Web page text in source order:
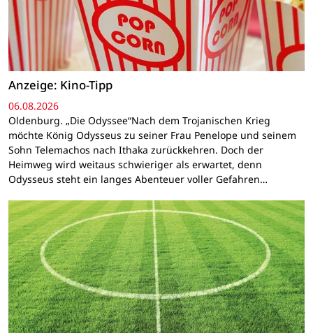
Anzeige: Kino-Tipp
06.08.2026
Oldenburg. „Die Odyssee“Nach dem Trojanischen Krieg
möchte König Odysseus zu seiner Frau Penelope und seinem
Sohn Telemachos nach Ithaka zurückkehren. Doch der
Heimweg wird weitaus schwieriger als erwartet, denn
Odysseus steht ein langes Abenteuer voller Gefahren…